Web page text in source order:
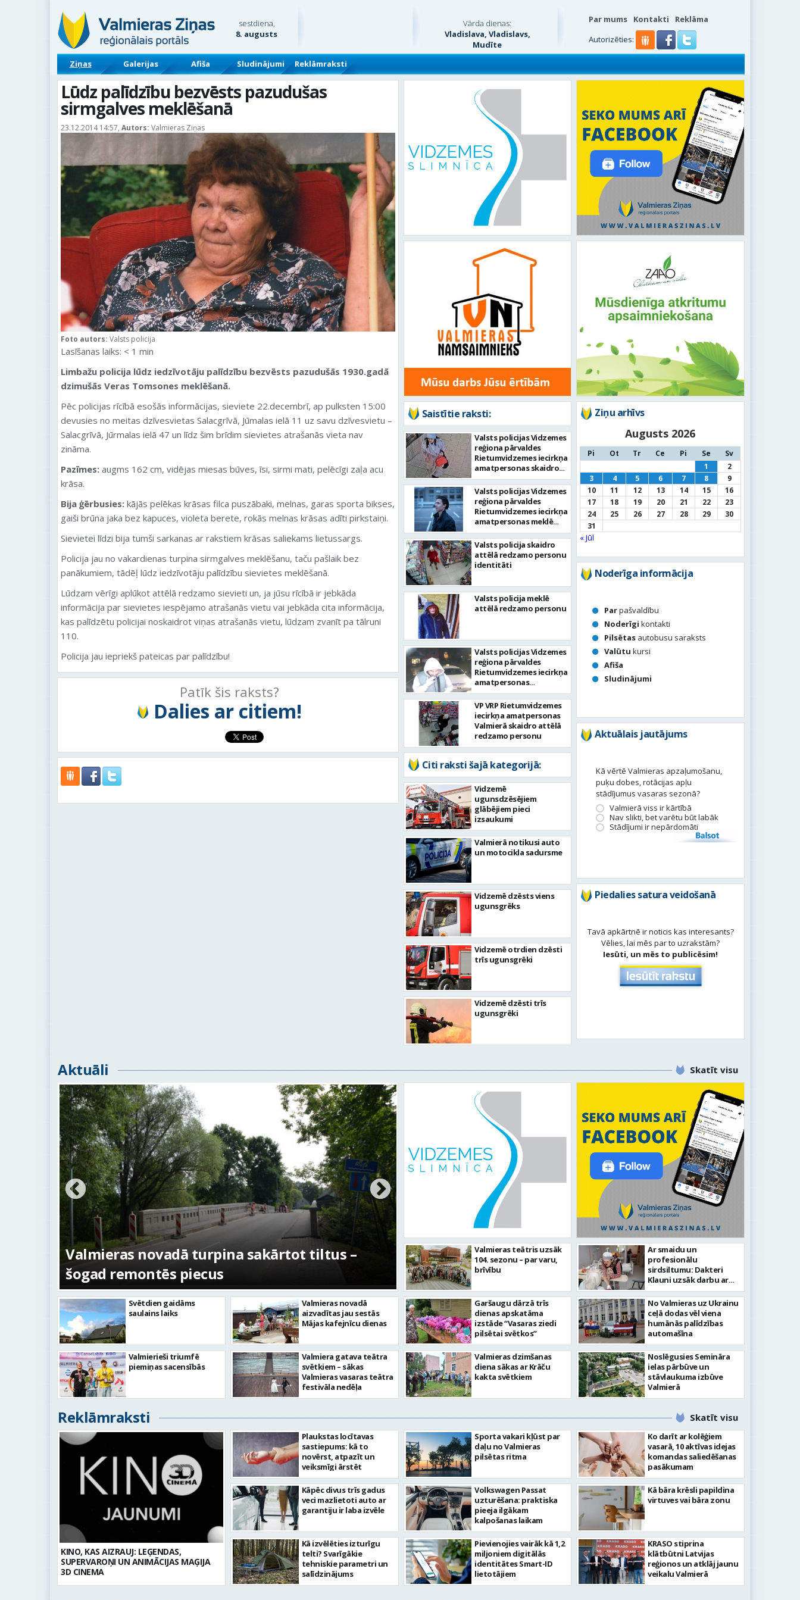
sestdiena,
8. augusts
Vārda dienas:
Vladislava, Vladislavs,
Mudīte
Par mums Kontakti
Reklāma
Autorizēties:
Ziņas Galerijas Afiša Sludinājumi Reklāmraksti
Lūdz palīdzību bezvēsts pazudušas
sirmgalves meklēšanā
23.12.2014 14:57, Autors: Valmieras Ziņas
Foto autors: Valsts policija
Lasīšanas laiks: < 1 min
Limbažu policija lūdz iedzīvotāju palīdzību bezvēsts pazudušās 1930.gadā
dzimušās Veras Tomsones meklēšanā.
Pēc policijas rīcībā esošās informācijas, sieviete 22.decembrī, ap pulksten 15:00
devusies no meitas dzīvesvietas Salacgrīvā, Jūmalas ielā 11 uz savu dzīvesvietu –
Salacgrīvā, Jūrmalas ielā 47 un līdz šim brīdim sievietes atrašanās vieta nav
zināma.
Pazīmes: augms 162 cm, vidējas miesas būves, īsi, sirmi mati, pelēcīgi zaļa acu
krāsa.
Bija ģērbusies: kājās pelēkas krāsas filca puszābaki, melnas, garas sporta bikses,
gaiši brūna jaka bez kapuces, violeta berete, rokās melnas krāsas adīti pirkstaiņi.
Sievietei līdzi bija tumši sarkanas ar rakstiem krāsas saliekams lietussargs.
Policija jau no vakardienas turpina sirmgalves meklēšanu, taču pašlaik bez
panākumiem, tādēļ lūdz iedzīvotāju palīdzību sievietes meklēšanā.
Lūdzam vērīgi aplūkot attēlā redzamo sievieti un, ja jūsu rīcībā ir jebkāda
informācija par sievietes iespējamo atrašanās vietu vai jebkāda cita informācija,
kas palīdzētu policijai noskaidrot viņas atrašanās vietu, lūdzam zvanīt pa tālruni
110.
Policija jau iepriekš pateicas par palīdzību!
Patīk šis raksts?
Dalies ar citiem!
Saistītie raksti:
Valsts policijas Vidzemes
reģiona pārvaldes
Rietumvidzemes iecirkņa
amatpersonas skaidro
attēlos redzamās
personas identitāti
Valsts policijas Vidzemes
reģiona pārvaldes
Rietumvidzemes iecirkņa
amatpersonas meklē
bezvēsts prombūtnē
esošo Unasu Hmeļinski
Valsts policija skaidro
attēlā redzamo personu
identitāti
Valsts policija meklē
attēlā redzamo personu
Valsts policijas Vidzemes
reģiona pārvaldes
Rietumvidzemes iecirkņa
amatpersonas
kriminālprocesa ietvaros
noskaidro attēlā
redzamā vīrieša
identitāti
VP VRP Rietumvidzemes
iecirkņa amatpersonas
Valmierā skaidro attēlā
redzamo personu
Citi raksti šajā kategorijā:
Vidzemē
ugunsdzēsējiem
glābējiem pieci
izsaukumi
Valmierā notikusi auto
un motocikla sadursme
Vidzemē dzēsts viens
ugunsgrēks
Vidzemē otrdien dzēsti
trīs ugunsgrēki
Vidzemē dzēsti trīs
ugunsgrēki
Ziņu arhīvs
Augusts 2026
Pi Ot Tr Ce Pi Se
Sv
1
2
3
4 5 6 7 8
9
10
11 12 13 14 15
16
17
18 19 20 21 22
23
24
25 26 27 28 29
30
31
« Jūl
Noderīga informācija
Parpašvaldību
Noderīgi kontakti
Pilsētas autobusu saraksts
Valūtu kursi
Afiša
Sludinājumi
Aktuālais jautājums
Kā vērtē Valmieras apzaļumošanu,
puķu dobes, rotācijas apļu
stādījumus vasaras sezonā?
Valmierā viss ir kārtībā
Nav slikti, bet varētu būt labāk
Stādījumi ir nepārdomāti
Balsot
Piedalies satura veidošanā
Tavā apkārtnē ir noticis kas interesants?
Vēlies, lai mēs par to uzrakstām?
Iesūti, un mēs to publicēsim!
Aktuāli Skatīt visu
Valmieras novadā turpina sakārtot tiltus –
šogad remontēs piecus
No pagaidu teātra līdz laikmetīgās kultūras
centram – kā attīstīsies “Kurtuve”
Svētdien gaidāms
saulains laiks
Valmierieši triumfē
piemiņas sacensībās
Valmieras novadā
aizvadītas jau sestās
Mājas kafejnīcu dienas
Valmiera gatava teātra
svētkiem – sākas
Valmieras vasaras teātra
festivāla nedēļa
Valmieras teātris uzsāk
104. sezonu – par varu,
brīvību
Garšaugu dārzā trīs
dienas apskatāma
izstāde “Vasaras ziedi
pilsētai svētkos”
Valmieras dzimšanas
diena sākas ar Krāču
kakta svētkiem
Ar smaidu un
profesionālu
sirdsiltumu: Dakteri
Klauni uzsāk darbu ar
senioriem Vidzemes
slimnīcā
No Valmieras uz Ukrainu
ceļā dodas vēl viena
humānās palīdzības
automašīna
Noslēgusies Semināra
ielas pārbūve un
stāvlaukuma izbūve
Valmierā
Reklāmraksti Skatīt visu
KINO, KAS AIZRAUJ: LEĢENDAS,
SUPERVAROŅI UN ANIMĀCIJAS MAĢIJA
3D CINEMA
Plaukstas locītavas
sastiepums: kā to
novērst, atpazīt un
veiksmīgi ārstēt
Kāpēc divus trīs gadus
veci mazlietoti auto ar
garantiju ir laba izvēle
Kā izvēlēties izturīgu
telti? Svarīgākie
tehniskie parametri un
salīdzinājums
Sporta vakari kļūst par
daļu no Valmieras
pilsētas ritma
Volkswagen Passat
uzturēšana: praktiska
pieeja ilgākam
kalpošanas laikam
Pievienojies vairāk kā 1,2
miljoniem digitālās
identitātes Smart-ID
lietotājiem
Ko darīt ar kolēģiem
vasarā, 10 aktīvas idejas
komandas saliedēšanas
pasākumam
Kā bāra krēsli papildina
virtuves vai bāra zonu
KRASO stiprina
klātbūtni Latvijas
reģionos un atklāj jaunu
veikalu Valmierā